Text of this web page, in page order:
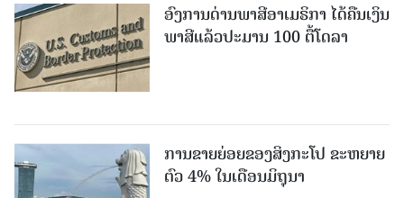
ອົງການດ່ານພາສີອາເມຣິກາ ໄດ້ຄືນເງິນ
ພາສີແລ້ວປະມານ 100 ຕື້ໂດລາ
ການຂາຍຍ່ອຍຂອງສິງກະໂປ ຂະຫຍາຍ
ຕົວ 4% ໃນເດືອນມິຖຸນາ